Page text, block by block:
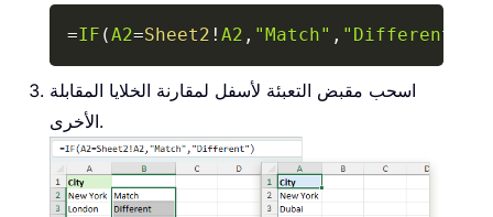
=IF (A2=Sheet2 ! A2 , "Match" , "Different"
Copy
اسحب مقبض التعبئة لأسفل لمقارنة الخلايا المقابلة
الأخرى.